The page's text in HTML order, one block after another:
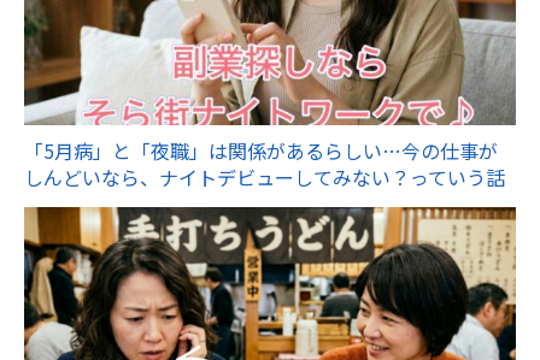
「5月病」と「夜職」は関係があるらしい…今の仕事が
しんどいなら、ナイトデビューしてみない？っていう話